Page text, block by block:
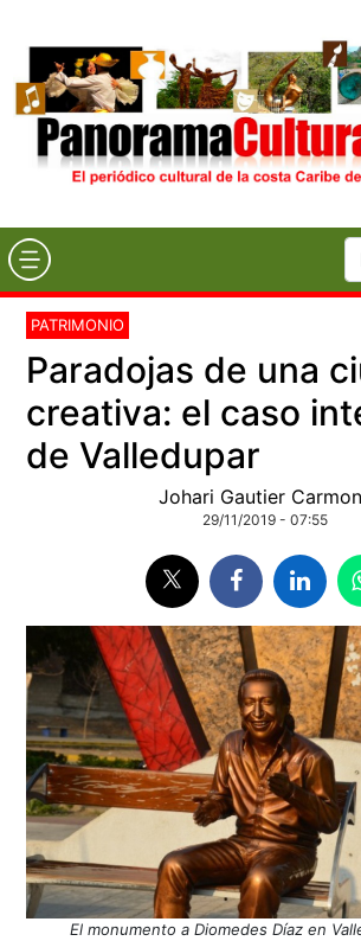
PATRIMONIO
Paradojas de una
creativa: el caso
de Valledupar
Johari Gautier
29/11/2019 - 07:55
El monumento a Diomedes Díaz en